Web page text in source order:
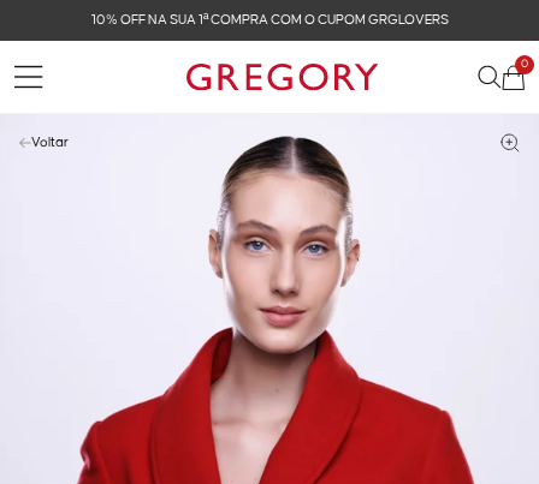
FRETE GRÁTIS NAS COMPRAS ACIMA DE R$ 899
0
Voltar